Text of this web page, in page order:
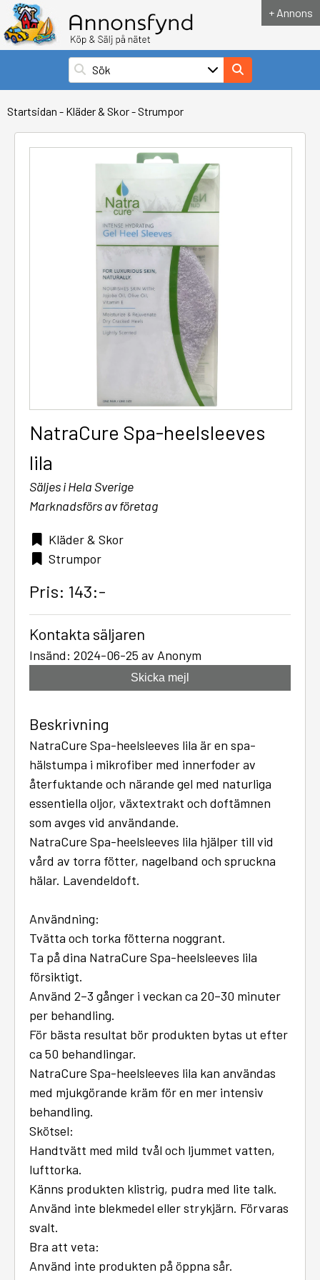
+ Annons
Startsidan - Kläder & Skor-Strumpor
NatraCure Spa-heelsleeves
lila
Säljes i Hela Sverige
Marknadsförs av företag
Kläder & Skor
Strumpor
Pris: 143:-
Kontakta säljaren
Insänd: 2024-06-25 av Anonym
Skicka mejl
Beskrivning
NatraCure Spa-heelsleeves lila är en spa-
hälstumpa i mikrofiber med innerfoder av
återfuktande och närande gel med naturliga
essentiella oljor, växtextrakt och doftämnen
som avges vid användande.
NatraCure Spa-heelsleeves lila hjälper till vid
vård av torra fötter, nagelband och spruckna
hälar. Lavendeldoft.
Användning:
Tvätta och torka fötterna noggrant.
Ta på dina NatraCure Spa-heelsleeves lila
försiktigt.
Använd 2–3 gånger i veckan ca 20–30 minuter
per behandling.
För bästa resultat bör produkten bytas ut efter
ca 50 behandlingar.
NatraCure Spa-heelsleeves lila kan användas
med mjukgörande kräm för en mer intensiv
behandling.
Skötsel:
Handtvätt med mild tvål och ljummet vatten,
lufttorka.
Känns produkten klistrig, pudra med lite talk.
Använd inte blekmedel eller strykjärn. Förvaras
svalt.
Bra att veta:
Använd inte produkten på öppna sår.